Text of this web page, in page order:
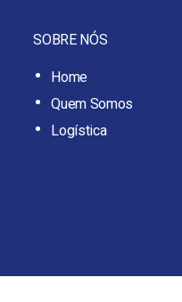
SOBRE NÓS
Home
Quem Somos
Logística